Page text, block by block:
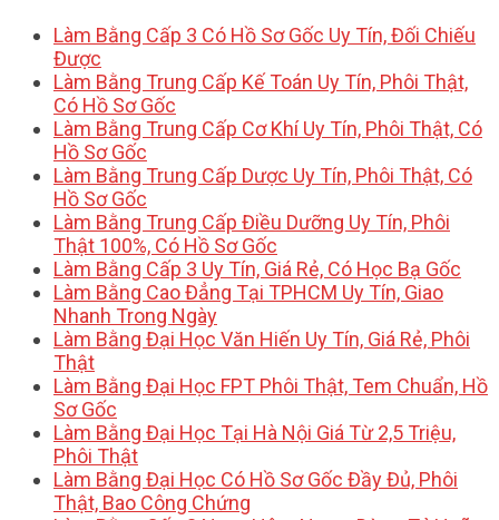
Làm Bằng Cấp 3 Có Hồ Sơ Gốc Uy Tín, Đối Chiếu
Được
Làm Bằng Trung Cấp Kế Toán Uy Tín, Phôi Thật,
Có Hồ Sơ Gốc
Làm Bằng Trung Cấp Cơ Khí Uy Tín, Phôi Thật, Có
Hồ Sơ Gốc
Làm Bằng Trung Cấp Dược Uy Tín, Phôi Thật, Có
Hồ Sơ Gốc
Làm Bằng Trung Cấp Điều Dưỡng Uy Tín, Phôi
Thật 100%, Có Hồ Sơ Gốc
Làm Bằng Cấp 3 Uy Tín, Giá Rẻ, Có Học Bạ Gốc
Làm Bằng Cao Đẳng Tại TPHCM Uy Tín, Giao
Nhanh Trong Ngày
Làm Bằng Đại Học Văn Hiến Uy Tín, Giá Rẻ, Phôi
Thật
Làm Bằng Đại Học FPT Phôi Thật, Tem Chuẩn, Hồ
Sơ Gốc
Làm Bằng Đại Học Tại Hà Nội Giá Từ 2,5 Triệu,
Phôi Thật
Làm Bằng Đại Học Có Hồ Sơ Gốc Đầy Đủ, Phôi
Thật, Bao Công Chứng